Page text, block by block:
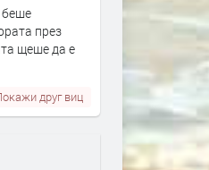
заради отпуск на
преди 19 часа
беше
през
щеше да е
друг виц